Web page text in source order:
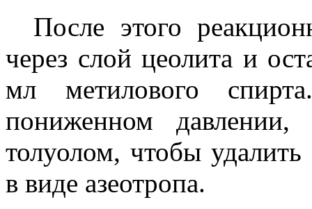
После этого
через слой цеолита и
мл метилового
пониженном
толуолом, чтобы
в виде азеотропа.